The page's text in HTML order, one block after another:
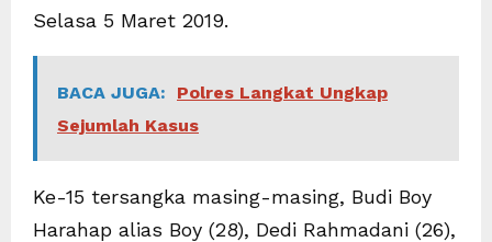
Selasa 5 Maret 2019.
BACA JUGA:
Polres Langkat Ungkap
Sejumlah Kasus
Ke-15 tersangka masing-masing, Budi Boy
Harahap alias Boy (28), Dedi Rahmadani (26),